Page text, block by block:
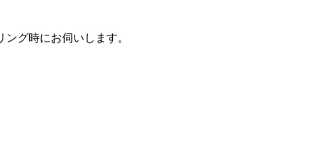
グ時にお伺いします。